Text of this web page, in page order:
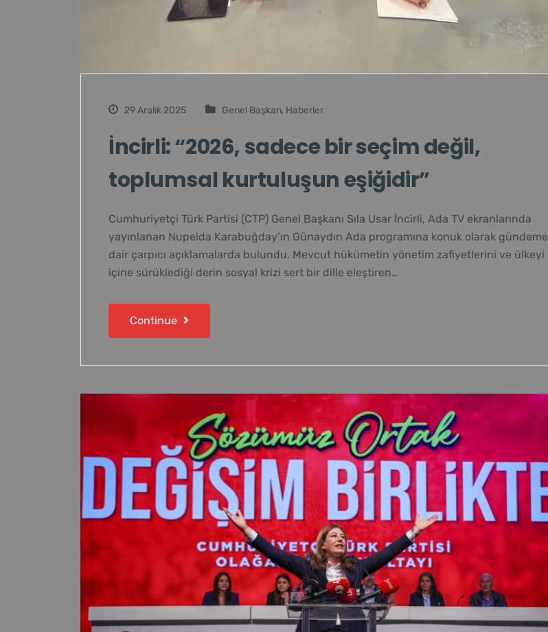
29 Aralık 2025 Genel Başkan, Haberler
İncirli: “2026, sadece bir seçim değil,
toplumsal kurtuluşun eşiğidir”
Cumhuriyetçi Türk Partisi (CTP) Genel Başkanı Sıla Usar İncirli, Ada TV ekranlarında
yayınlanan Nupelda Karabuğday’ın Günaydın Ada programına konuk olarak gündeme
dair çarpıcı açıklamalarda bulundu. Mevcut hükümetin yönetim zafiyetlerini ve ülkeyi
içine sürüklediği derin sosyal krizi sert bir dille eleştiren…
Continue